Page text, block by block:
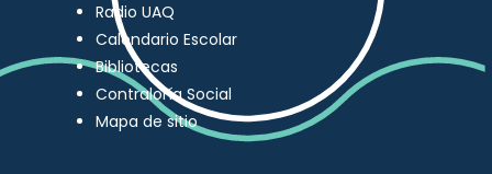
Radio UAQ
Calendario Escolar
Bibliotecas
Contraloría Social
Mapa de sitio